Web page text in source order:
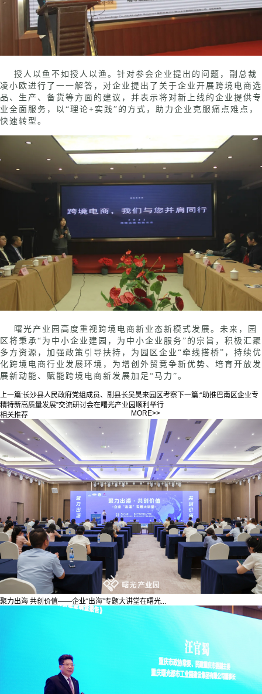
授人以鱼不如授人以渔。针对参会企业提出的问题，副总裁
凌小欧进行了一一解答，对企业提出了关于企业开展跨境电商选
品、生产、备货等方面的建议，并表示将对新上线的企业提供专
业全面服务，以 “理论+实践”的方式，助力企业克服痛点难点，
快速转型。
曙光产业园高度重视跨境电商新业态新模式发展。未来，园
区将秉承 “为中小企业建园，为中小企业服务”的宗旨，积极汇聚
多方资源，加强政策引导扶持，为园区企业“牵线搭桥”，持续优
化跨境电商行业发展环境，为增创外贸竞争新优势、培育开放发
展新动能、赋能跨境电商新发展加足“马力”。
上一篇:长沙县人民政府党组成员、副县长吴昊来园区考察 下一篇:“助推巴南区企业专
精特新高质量发展”交流研讨会在曙光产业园顺利举行
相关推荐
MORE>>
聚力出海 共创价值——企业“出海”专题大讲堂在曙光...